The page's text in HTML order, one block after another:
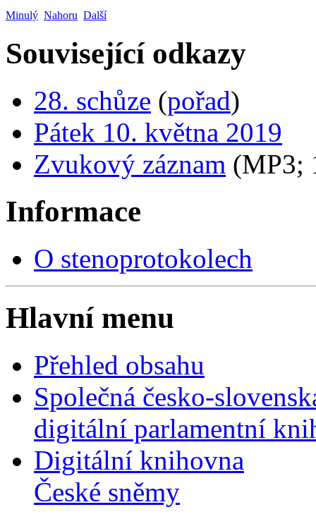
Minulý Nahoru Další
Související odkazy
28. schůze (pořad)
Pátek 10. května 2019
Zvukový záznam (MP3;
Informace
O stenoprotokolech
Hlavní menu
Přehled obsahu
Společná česko-
digitální parlamentní
Digitální knihovna
České sněmy